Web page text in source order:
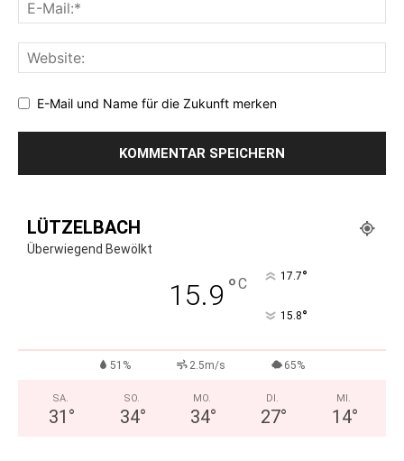
E-Mail und Name für die Zukunft merken
LÜTZELBACH
Überwiegend Bewölkt
15.9 °C 17.7°
15.8°
51% 2.5m/s 65%
SA.
31 °
SO.
34°
MO.
34°
DI.
27°
MI.
14°